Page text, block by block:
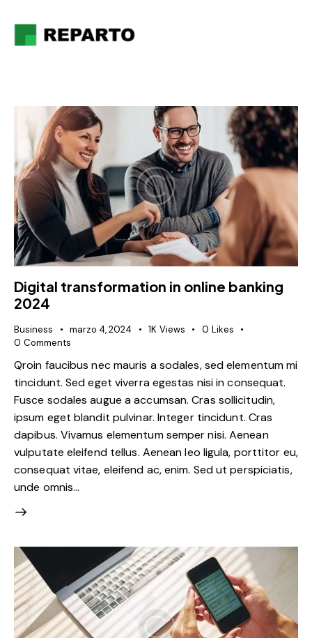
Digital transformation in online banking
2024
Business marzo 4, 2024 1K Views 0 Likes
0 Comments
Qroin faucibus nec mauris a sodales, sed elementum mi
tincidunt. Sed eget viverra egestas nisi in consequat.
Fusce sodales augue a accumsan. Cras sollicitudin,
ipsum eget blandit pulvinar. Integer tincidunt. Cras
dapibus. Vivamus elementum semper nisi. Aenean
vulputate eleifend tellus. Aenean leo ligula, porttitor eu,
consequat vitae, eleifend ac, enim. Sed ut perspiciatis,
unde omnis…